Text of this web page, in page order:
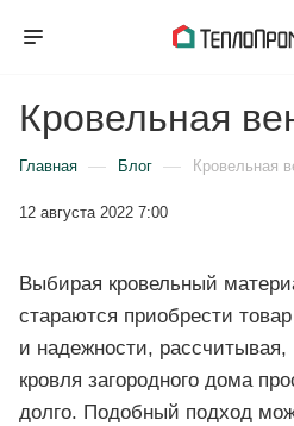
Кровельная
Главная — Блог — Кровельная
12 августа 2022 7:00
Выбирая кровельный
стараются приобрести
и надежности, рассчитывая,
кровля загородного дома
долго. Подобный подход